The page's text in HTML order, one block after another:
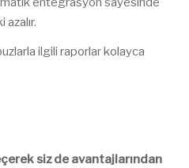
ilgili raporlar kolayca
siz de avantajlarından